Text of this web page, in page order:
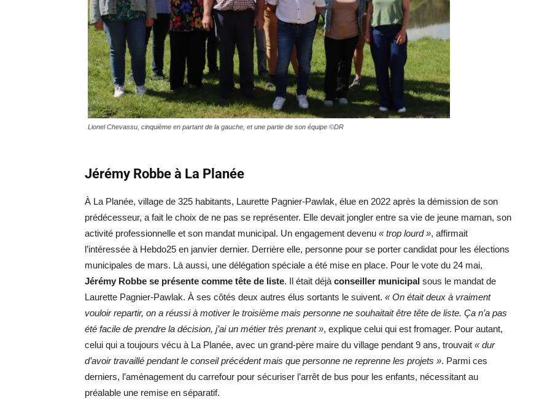
Lionel Chevassu, cinquième en partant de la gauche, et une partie de son équipe ©DR
Jérémy Robbe à La Planée
À La Planée, village de 325 habitants, Laurette Pagnier-Pawlak, élue en 2022 après la démission de son
prédécesseur, a fait le choix de ne pas se représenter. Elle devait jongler entre sa vie de jeune maman, son
activité professionnelle et son mandat municipal. Un engagement devenu « trop lourd », affirmait
l’intéressée à Hebdo25 en janvier dernier. Derrière elle, personne pour se porter candidat pour les élections
municipales de mars. Là aussi, une délégation spéciale a été mise en place. Pour le vote du 24 mai,
Jérémy Robbe se présente comme tête de liste. Il était déjà conseiller municipal sous le mandat de
Laurette Pagnier-Pawlak. À ses côtés deux autres élus sortants le suivent. « On était deux à vraiment
vouloir repartir, on a réussi à motiver le troisième mais personne ne souhaitait être tête de liste. Ça n’a pas
été facile de prendre la décision, j’ai un métier très prenant », explique celui qui est fromager. Pour autant,
celui qui a toujours vécu à La Planée, avec un grand-père maire du village pendant 9 ans, trouvait « dur
d’avoir travaillé pendant le conseil précédent mais que personne ne reprenne les projets ». Parmi ces
derniers, l’aménagement du carrefour pour sécuriser l’arrêt de bus pour les enfants, nécessitant au
préalable une remise en séparatif.